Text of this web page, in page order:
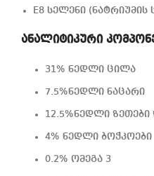
E8 სელენი (ნატრიუმის
ანალიტიკური
31% ნედლი ცილა
7.5%ნედლი ნაცარი
12.5%ნედლი ზეთები
4% ნედლი ბოჭკოები
0.2% ომეგა 3